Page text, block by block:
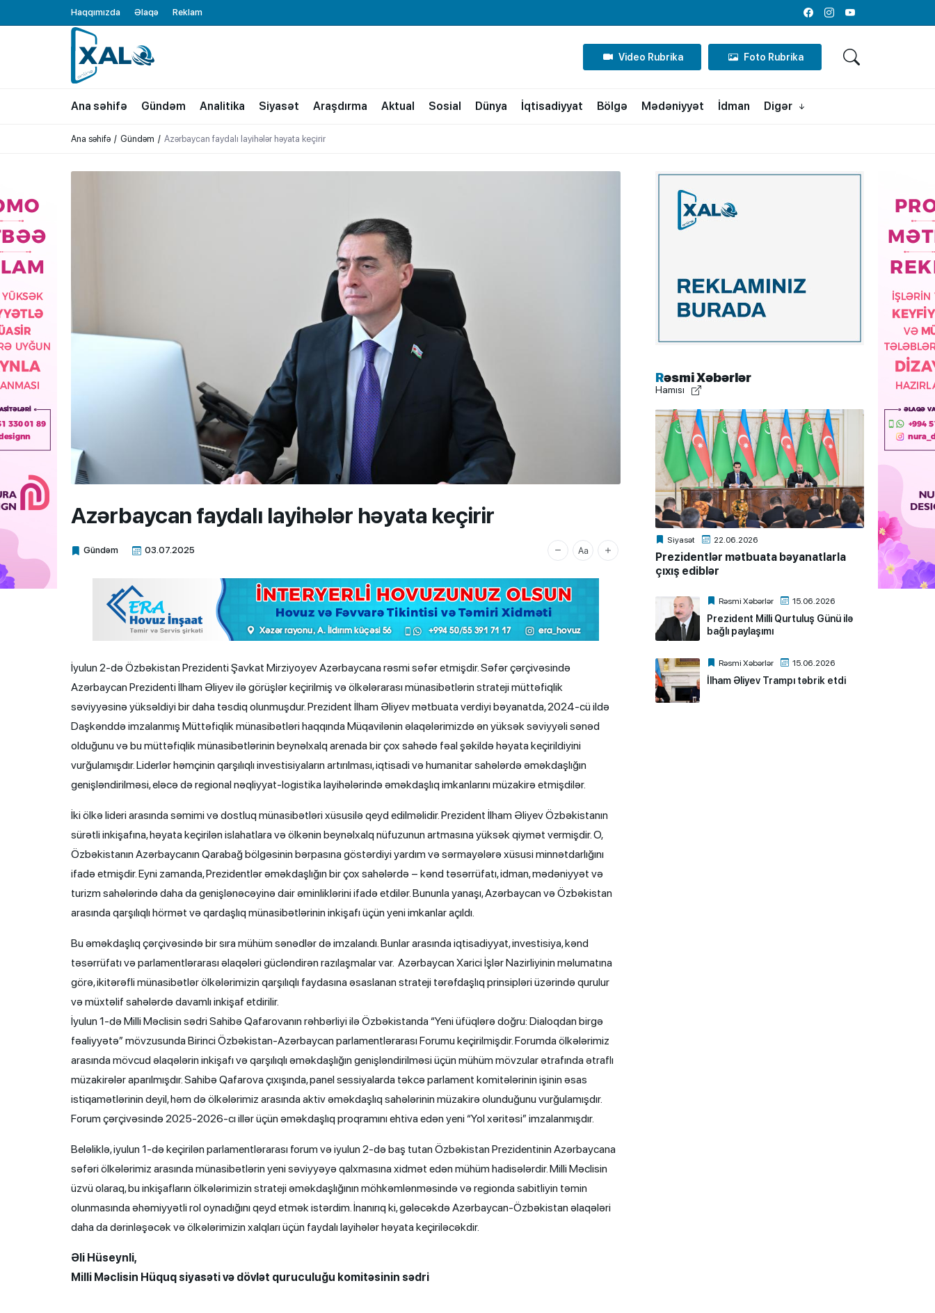
Haqqımızda Əlaqə Reklam
FacebookInstagramYoutube
XALQ.ONLINE
ONLAYN PLATFORMA
Video Rubrika Foto Rubrika
Ana səhifə Gündəm Analitika Siyasət Araşdırma Aktual Sosial Dünya İqtisadiyyat Bölgə Mədəniyyət İdman Digər
Ana səhifə Gündəm Azərbaycan faydalı layihələr həyata keçirir
Azərbaycan faydalı layihələr həyata keçirir
Gündəm 03.07.2025
Xalq.Online
İyulun 2-də Özbəkistan Prezidenti Şavkat Mirziyoyev Azərbaycana rəsmi səfər etmişdir. Səfər çərçivəsində
Azərbaycan Prezidenti İlham Əliyev ilə görüşlər keçirilmiş və ölkələrarası münasibətlərin strateji müttəfiqlik
səviyyəsinə yüksəldiyi bir daha təsdiq olunmuşdur. Prezident İlham Əliyev mətbuata verdiyi bəyanatda, 2024-cü ildə
Daşkənddə imzalanmış Müttəfiqlik münasibətləri haqqında Müqavilənin əlaqələrimizdə ən yüksək səviyyəli sənəd
olduğunu və bu müttəfiqlik münasibətlərinin beynəlxalq arenada bir çox sahədə fəal şəkildə həyata keçirildiyini
vurğulamışdır. Liderlər həmçinin qarşılıqlı investisiyaların artırılması, iqtisadi və humanitar sahələrdə əməkdaşlığın
genişləndirilməsi, eləcə də regional nəqliyyat-logistika layihələrində əməkdaşlıq imkanlarını müzakirə etmişdilər.
İki ölkə lideri arasında səmimi və dostluq münasibətləri xüsusilə qeyd edilməlidir. Prezident İlham Əliyev Özbəkistanın
sürətli inkişafına, həyata keçirilən islahatlara və ölkənin beynəlxalq nüfuzunun artmasına yüksək qiymət vermişdir. O,
Özbəkistanın Azərbaycanın Qarabağ bölgəsinin bərpasına göstərdiyi yardım və sərmayələrə xüsusi minnətdarlığını
ifadə etmişdir. Eyni zamanda, Prezidentlər əməkdaşlığın bir çox sahələrdə – kənd təsərrüfatı, idman, mədəniyyət və
turizm sahələrində daha da genişlənəcəyinə dair əminliklərini ifadə etdilər. Bununla yanaşı, Azərbaycan və Özbəkistan
arasında qarşılıqlı hörmət və qardaşlıq münasibətlərinin inkişafı üçün yeni imkanlar açıldı.
Bu əməkdaşlıq çərçivəsində bir sıra mühüm sənədlər də imzalandı. Bunlar arasında iqtisadiyyat, investisiya, kənd
təsərrüfatı və parlamentlərarası əlaqələri gücləndirən razılaşmalar var. Azərbaycan Xarici İşlər Nazirliyinin məlumatına
görə, ikitərəfli münasibətlər ölkələrimizin qarşılıqlı faydasına əsaslanan strateji tərəfdaşlıq prinsipləri üzərində qurulur
və müxtəlif sahələrdə davamlı inkişaf etdirilir.
İyulun 1-də Milli Məclisin sədri Sahibə Qafarovanın rəhbərliyi ilə Özbəkistanda “Yeni üfüqlərə doğru: Dialoqdan birgə
fəaliyyətə” mövzusunda Birinci Özbəkistan-Azərbaycan parlamentlərarası Forumu keçirilmişdir. Forumda ölkələrimiz
arasında mövcud əlaqələrin inkişafı və qarşılıqlı əməkdaşlığın genişləndirilməsi üçün mühüm mövzular ətrafında ətraflı
müzakirələr aparılmışdır. Sahibə Qafarova çıxışında, panel sessiyalarda təkcə parlament komitələrinin işinin əsas
istiqamətlərinin deyil, həm də ölkələrimiz arasında aktiv əməkdaşlıq sahələrinin müzakirə olunduğunu vurğulamışdır.
Forum çərçivəsində 2025-2026-cı illər üçün əməkdaşlıq proqramını ehtiva edən yeni “Yol xəritəsi” imzalanmışdır.
Beləliklə, iyulun 1-də keçirilən parlamentlərarası forum və iyulun 2-də baş tutan Özbəkistan Prezidentinin Azərbaycana
səfəri ölkələrimiz arasında münasibətlərin yeni səviyyəyə qalxmasına xidmət edən mühüm hadisələrdir. Milli Məclisin
üzvü olaraq, bu inkişafların ölkələrimizin strateji əməkdaşlığının möhkəmlənməsində və regionda sabitliyin təmin
olunmasında əhəmiyyətli rol oynadığını qeyd etmək istərdim. İnanırıq ki, gələcəkdə Azərbaycan-Özbəkistan əlaqələri
daha da dərinləşəcək və ölkələrimizin xalqları üçün faydalı layihələr həyata keçiriləcəkdir.
Əli Hüseynli,
Milli Məclisin Hüquq siyasəti və dövlət quruculuğu komitəsinin sədri
Rəsmi Xəbərlər
Hamısı
Siyasət 22.06.2026
Prezidentlər mətbuata bəyanatlarla
çıxış ediblər
Rəsmi Xəbərlər 15.06.2026
Prezident Milli Qurtuluş Günü ilə
bağlı paylaşımı
Rəsmi Xəbərlər 15.06.2026
İlham Əliyev Trampı təbrik etdi